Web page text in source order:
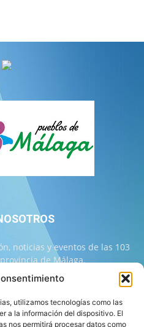
utilizamos tecnologías como las
a la información del dispositivo. El
nos permitirá procesar datos como
noticias y eventos de las 103
de Málaga.